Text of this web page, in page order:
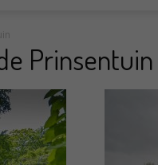
Prinsentuin